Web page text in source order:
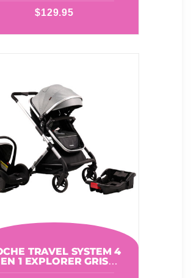
$129.95
TRAVEL SYSTEM 4
EN 1 EXPLORER GRIS
CUTEBABIES 11017102